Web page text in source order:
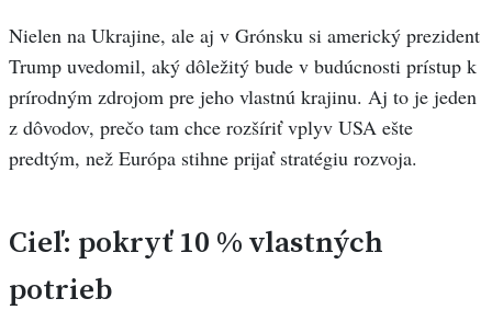
Nielen na Ukrajine, ale aj v Grónsku si americký prezident
Trump uvedomil, aký dôležitý bude v budúcnosti prístup k
prírodným zdrojom pre jeho vlastnú krajinu. Aj to je jeden
z dôvodov, prečo tam chce rozšíriť vplyv USA ešte
predtým, než Európa stihne prijať stratégiu rozvoja.
Cieľ: pokryť 10 % vlastných
potrieb